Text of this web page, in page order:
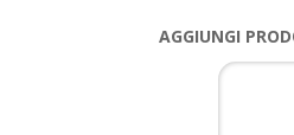
AGGIUNGI